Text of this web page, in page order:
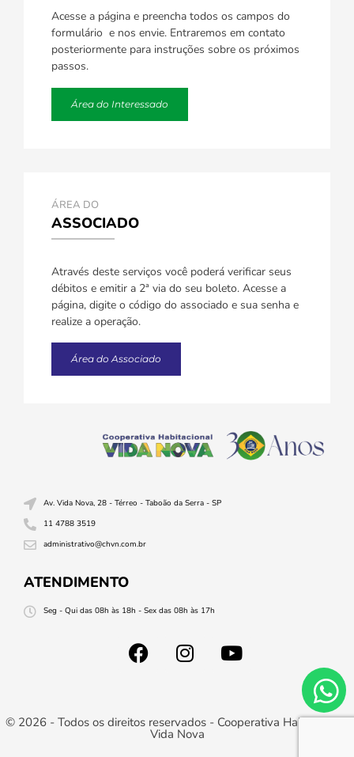
Acesse a página e preencha todos os campos do
formulário e nos envie. Entraremos em contato
posteriormente para instruções sobre os próximos
passos.
Área do Interessado
ÁREA DO
ASSOCIADO
Através deste serviços você poderá verificar seus
débitos e emitir a 2ª via do seu boleto. Acesse a
página, digite o código do associado e sua senha e
realize a operação.
Área do Associado
Av. Vida Nova, 28 - Térreo - Taboão da Serra - SP
11 4788 3519
administrativo@chvn.com.br
ATENDIMENTO
Seg - Qui das 08h às 18h - Sex das 08h às 17h
© 2026 - Todos os direitos reservados - Cooperativa Habitacional
Vida Nova